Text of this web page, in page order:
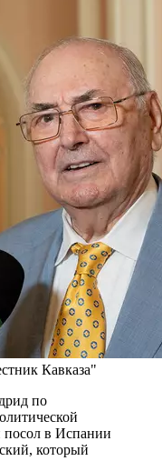
Кавказа"
по
посол в Испании
который